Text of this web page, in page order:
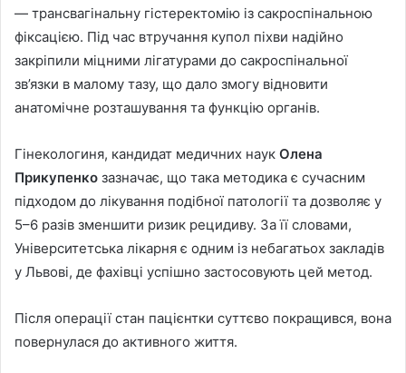
— трансвагінальну гістеректомію із сакроспінальною
фіксацією. Під час втручання купол піхви надійно
закріпили міцними лігатурами до сакроспінальної
зв’язки в малому тазу, що дало змогу відновити
анатомічне розташування та функцію органів.
Гінекологиня, кандидат медичних наук Олена
Прикупенко зазначає, що така методика є сучасним
підходом до лікування подібної патології та дозволяє у
5–6 разів зменшити ризик рецидиву. За її словами,
Університетська лікарня є одним із небагатьох закладів
у Львові, де фахівці успішно застосовують цей метод.
Після операції стан пацієнтки суттєво покращився, вона
повернулася до активного життя.